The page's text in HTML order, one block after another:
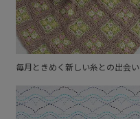
毎月ときめく新しい糸との出会い